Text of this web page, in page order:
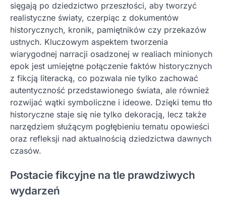
sięgają po dziedzictwo przeszłości, aby tworzyć
realistyczne światy, czerpiąc z dokumentów
historycznych, kronik, pamiętników czy przekazów
ustnych. Kluczowym aspektem tworzenia
wiarygodnej narracji osadzonej w realiach minionych
epok jest umiejętne połączenie faktów historycznych
z fikcją literacką, co pozwala nie tylko zachować
autentyczność przedstawionego świata, ale również
rozwijać wątki symboliczne i ideowe. Dzięki temu tło
historyczne staje się nie tylko dekoracją, lecz także
narzędziem służącym pogłębieniu tematu opowieści
oraz refleksji nad aktualnością dziedzictwa dawnych
czasów.
Postacie fikcyjne na tle prawdziwych
wydarzeń